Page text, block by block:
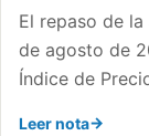
El repaso de
de agosto de
Índice de
Leer nota